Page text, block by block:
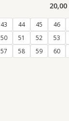
Rated
out
5
20,00
43 44 45 46
50
51 52 53
57
58 59 60